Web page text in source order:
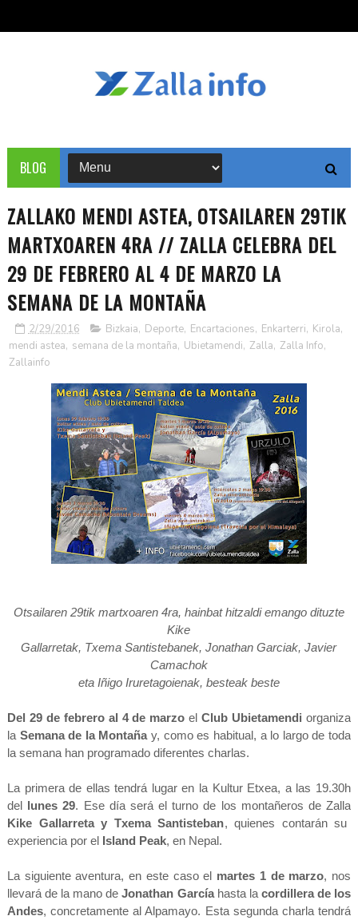
BLOG
ZALLAKO MENDI ASTEA, OTSAILAREN 29TIK
MARTXOAREN 4RA // ZALLA CELEBRA DEL
29 DE FEBRERO AL 4 DE MARZO LA
SEMANA DE LA MONTAÑA
2/29/2016 Bizkaia, Deporte, Encartaciones, Enkarterri, Kirola,
mendi astea, semana de la montaña, Ubietamendi, Zalla, Zalla Info,
Zallainfo
Otsailaren 29tik martxoaren 4ra, hainbat hitzaldi emango dituzte
Kike
Gallarretak, Txema Santistebanek, Jonathan Garciak, Javier
Camachok
eta Iñigo Iruretagoienak, besteak beste
Del 29 de febrero al 4 de marzo elClub Ubietamendi organiza
la Semana de la Montañay, como es habitual, a lo largo de toda
la semana han programado diferentes charlas.
La primera de ellas tendrá lugar en la Kultur Etxea, a las 19.30h
del lunes 29. Ese día será el turno de los montañeros de Zalla
Kike Gallarreta y Txema Santisteban, quienes contarán su
experiencia por el Island Peak, en Nepal.
La siguiente aventura, en este caso el martes 1 de marzo, nos
llevará de la mano deJonathan Garcíahasta la cordillera de los
Andes, concretamente al Alpamayo. Esta segunda charla tendrá